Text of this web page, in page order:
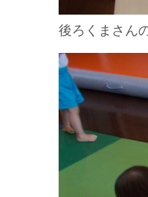
後ろくまさん